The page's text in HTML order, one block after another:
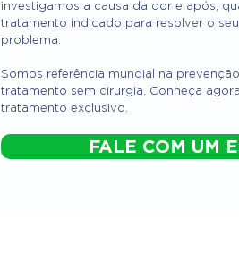
investigamos a causa da dor e após,
tratamento indicado para resolver o seu
problema.
Somos referência mundial na
tratamento sem cirurgia. Conheça
tratamento exclusivo.
FALE COM UM